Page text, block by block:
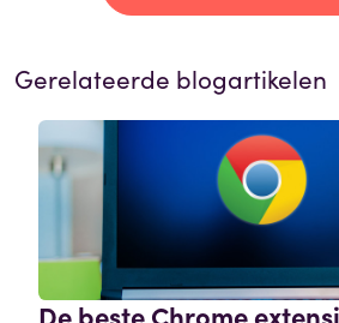
Gerelateerde blogartikelen